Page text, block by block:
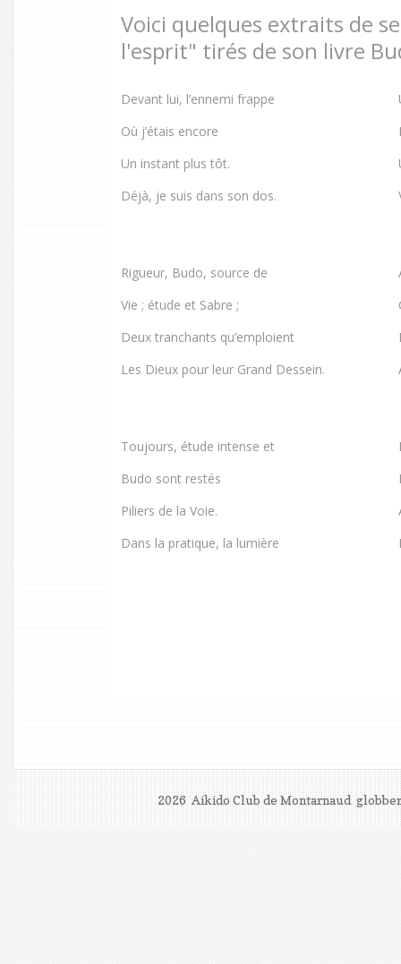
Voici quelques extraits de
l'esprit" tirés de son livre
Devant lui, l’ennemi frappe
Où j’étais encore
Un instant plus tôt.
Déjà, je suis dans son dos.
Rigueur, Budo, source de
Vie ; étude et Sabre ;
Deux tranchants qu’emploient
Les Dieux pour leur Grand Dessein.
Toujours, étude intense et
Budo sont restés
Piliers de la Voie.
Dans la pratique, la lumière
2026 Aikido Club de Montarnaud